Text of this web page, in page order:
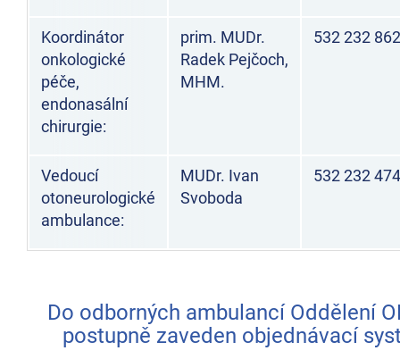
Koordinátor
onkologické
péče,
endonasální
chirurgie:
prim. MUDr.
Radek Pejčoch,
MHM.
532 232 862
Vedoucí
otoneurologické
ambulance:
MUDr. Ivan
Svoboda
532 232 474
Do odborných ambulancí Oddělení
postupně zaveden objednávací